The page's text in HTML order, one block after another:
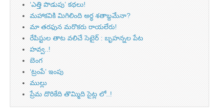
‘ఎత్తి పొడుపు’ కథలు!
మహాకవికి మిగిలింది అర్ధ శతాబ్దమేనా?
మా తరఫున మరొకరు రాయలేరు!
రేపిస్టుల తాట వలిచే సెటైర్ : బృహన్నల పేట
హవ్వ..!
బెంగ
‘ట్రంపే’ ఇంపు
ముల్లు
ప్రేమ దొరికేది తొమ్మిది సైట్ల లో..!